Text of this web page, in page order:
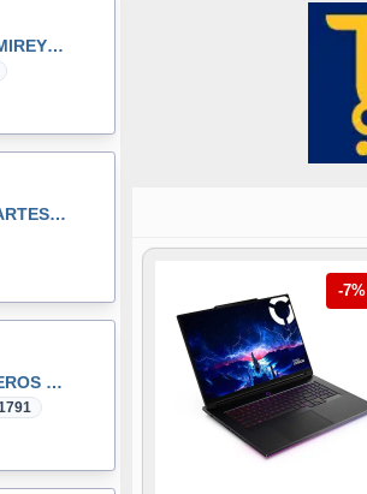
INNOVESTPERU MIREYKA GROUP SAC
GAVI PERU AUTOPARTES DONGFENG y DFSK GLORY
DIAZ INGENIEROS SRL
-7%